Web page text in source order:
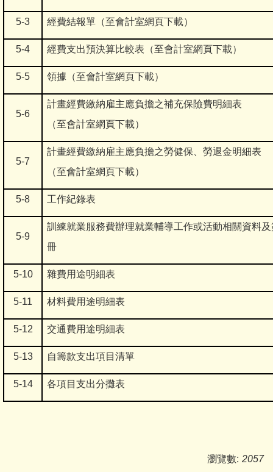
5-3 經費結報單（至會計室網頁下載）
5-4 經費支出預決算比較表（至會計室網頁下載）
5-5 領據（至會計室網頁下載）
5-6
計畫經費繳納雇主應負擔之補充保險費明細表
（至會計室網頁下載）
5-7
計畫經費繳納雇主應負擔之勞健保、勞退金明細表
（至會計室網頁下載）
5-8 工作紀錄表
5-9
訓練就業服務費辦理就業輔導工作或活動相關資料
冊
5-10 雜費用途明細表
5-11 材料費用途明細表
5-12 交通費用途明細表
5-13 自籌款支出項目清單
5-14 各項目支出分攤表
瀏覽數: 2057